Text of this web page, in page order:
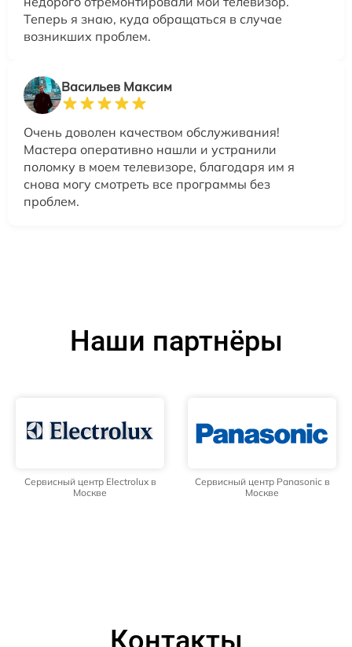
Теперь я знаю, куда обращаться в случае
возникших проблем.
Васильев Максим
Очень доволен качеством обслуживания!
Мастера оперативно нашли и устранили
поломку в моем телевизоре, благодаря им я
снова могу смотреть все программы без
проблем.
Наши партнёры
Сервисный центр Electrolux в
Москве
Сервисный центр Panasonic в
Москве